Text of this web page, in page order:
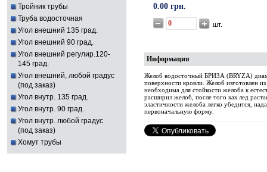
Тройник трубы
Труба водосточная
Угол внешний 135 град.
Угол внешний 90 град.
Угол внешний регулир.120-
145 град.
Угол внешний, любой градус
(под заказ)
Угол внутр. 135 град.
Угол внутр. 90 град.
Угол внутр. любой градус
(под заказ)
Хомут трубы
0.00 грн.
шт.
Информация
Желоб водосточный БРИЗА (BRYZA)
поверхности кровли. Желоб изготовлен
необходима для стойкости желоба к
расширил желоб, после того как лед
эластичности желоба легко убедится,
первоначальную форму.